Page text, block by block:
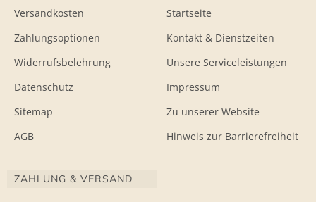
Versandkosten
Zahlungsoptionen
Widerrufsbelehrung
Datenschutz
Sitemap
AGB
Startseite
Kontakt & Dienstzeiten
Unsere Serviceleistungen
Impressum
Zu unserer Website
Hinweis zur Barrierefreiheit
ZAHLUNG & VERSAND